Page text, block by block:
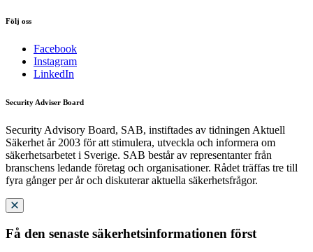
Följ oss
Facebook
Instagram
LinkedIn
Security Adviser Board
Security Advisory Board, SAB, instiftades av tidningen Aktuell
Säkerhet år 2003 för att stimulera, utveckla och informera om
säkerhetsarbetet i Sverige. SAB består av representanter från
branschens ledande företag och organisationer. Rådet träffas tre till
fyra gånger per år och diskuterar aktuella säkerhetsfrågor.
Få den senaste säkerhetsinformationen först